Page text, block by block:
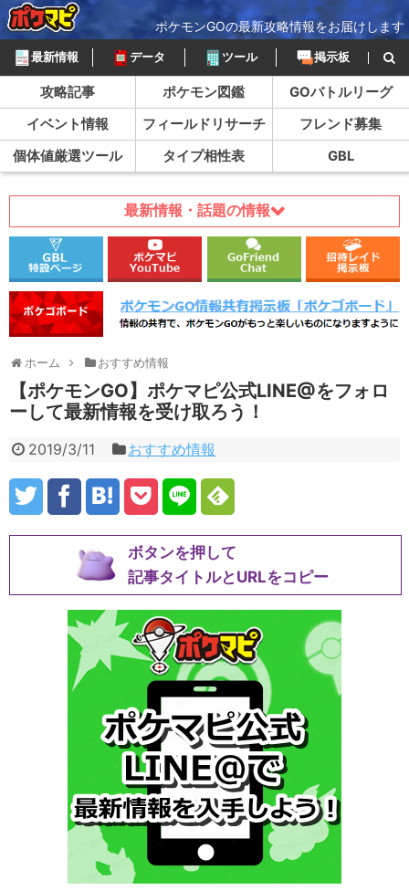
ポケモンGOの最新攻略情報をお届けします
最新情報 データ ツール 掲示板
攻略記事 ポケモン図鑑
GOバトルリーグ
イベント情報
フィールドリサーチ
フレンド募集
個体値厳選ツール
タイプ相性表 GBL
最新情報・話題の情報
ホーム おすすめ情報
【ポケモンGO】ポケマピ公式LINE@をフォロ
ーして最新情報を受け取ろう！
2019/3/11 おすすめ情報
ボタンを押して
記事タイトルとURLをコピー